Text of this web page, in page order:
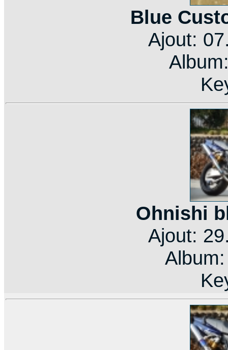
Blue
Ajout:
Ohnishi
Ajout: